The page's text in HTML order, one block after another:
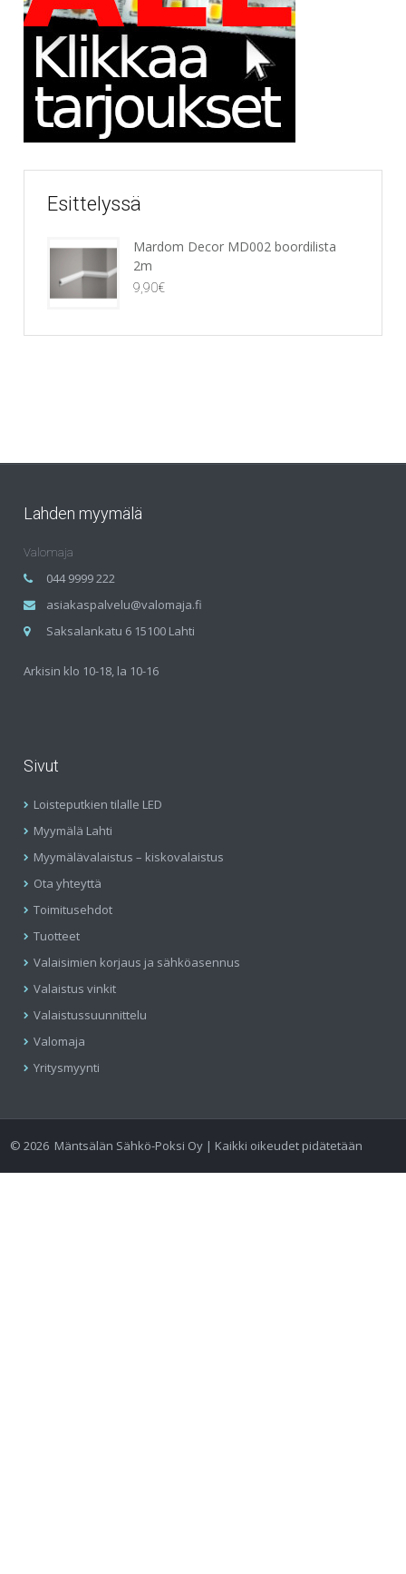
Esittelyssä
Mardom Decor MD002 boordilista
2m
9,90€
Lahden myymälä
Valomaja
044 9999 222
asiakaspalvelu@valomaja.fi
Saksalankatu 6 15100 Lahti
Arkisin klo 10-18, la 10-16
Sivut
Loisteputkien tilalle LED
Myymälä Lahti
Myymälävalaistus – kiskovalaistus
Ota yhteyttä
Toimitusehdot
Tuotteet
Valaisimien korjaus ja sähköasennus
Valaistus vinkit
Valaistussuunnittelu
Valomaja
Yritysmyynti
©2026 Mäntsälän Sähkö-Poksi Oy | Kaikki oikeudet pidätetään